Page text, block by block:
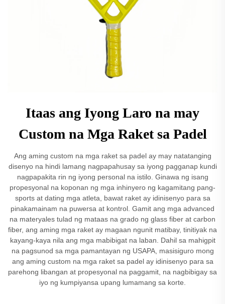
Itaas ang Iyong Laro na may
Custom na Mga Raket sa Padel
Ang aming custom na mga raket sa padel ay may natatanging
disenyo na hindi lamang nagpapahusay sa iyong pagganap kundi
nagpapakita rin ng iyong personal na istilo. Ginawa ng isang
propesyonal na koponan ng mga inhinyero ng kagamitang pang-
sports at dating mga atleta, bawat raket ay idinisenyo para sa
pinakamainam na puwersa at kontrol. Gamit ang mga advanced
na materyales tulad ng mataas na grado ng glass fiber at carbon
fiber, ang aming mga raket ay magaan ngunit matibay, tinitiyak na
kayang-kaya nila ang mga mabibigat na laban. Dahil sa mahigpit
na pagsunod sa mga pamantayan ng USAPA, masisiguro mong
ang aming custom na mga raket sa padel ay idinisenyo para sa
parehong libangan at propesyonal na paggamit, na nagbibigay sa
iyo ng kumpiyansa upang lumamang sa korte.